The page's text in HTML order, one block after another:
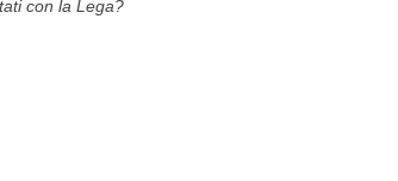
con la Lega?